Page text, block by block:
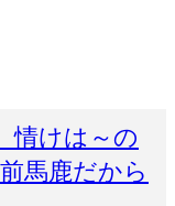
情けは～の
馬鹿だから